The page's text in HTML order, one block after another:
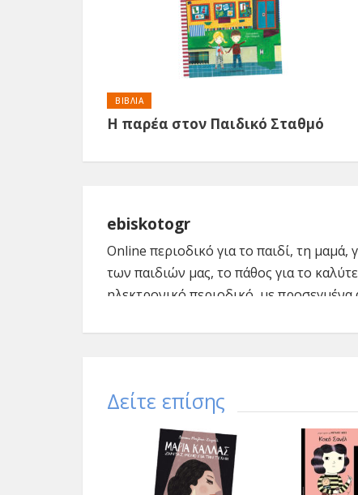
ΒΙΒΛΙΑ
Η παρέα στον Παιδικό Σταθμό
ebiskotogr
Online περιοδικό για το παιδί, τη μαμά,
των παιδιών μας, το πάθος για το
ηλεκτρονικό περιοδικό, με
μέσα από ενημερωτικά άρθρα, top
Δείτε επίσης